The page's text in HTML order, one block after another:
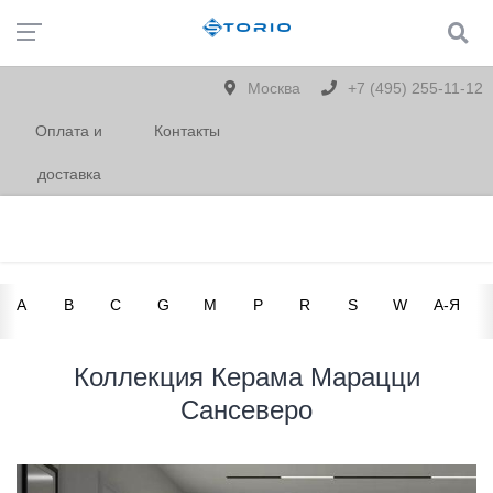
Москва +7 (495) 255-11-12
Оплата и
доставка
Контакты
A B C G M P R S W А-Я
Коллекция Керама Марацци
Сансеверо